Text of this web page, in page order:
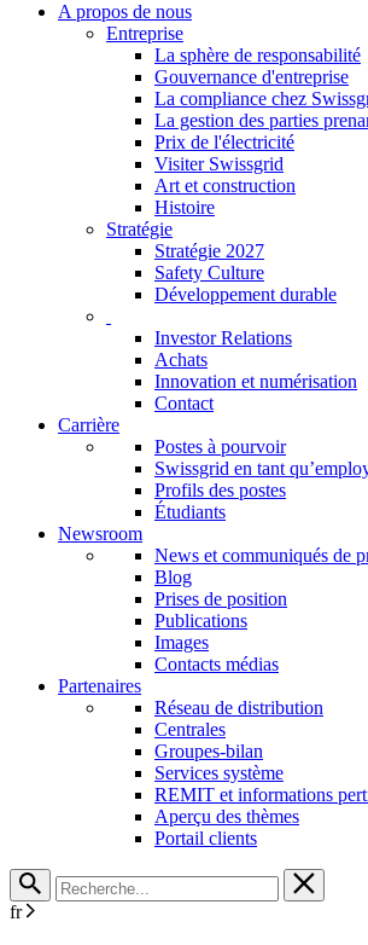
A propos de nous
Entreprise
La sphère de responsabilité
Gouvernance d'entreprise
La compliance chez
La gestion des parties
Prix de l'électricité
Visiter Swissgrid
Art et construction
Histoire
Stratégie
Stratégie 2027
Safety Culture
Développement durable
Investor Relations
Achats
Innovation et numérisation
Contact
Carrière
Postes à pourvoir
Swissgrid en tant
Profils des postes
Étudiants
Newsroom
News et communiqués de
Blog
Prises de position
Publications
Images
Contacts médias
Partenaires
Réseau de distribution
Centrales
Groupes-bilan
Services système
REMIT et informations
Aperçu des thèmes
Portail clients
fr